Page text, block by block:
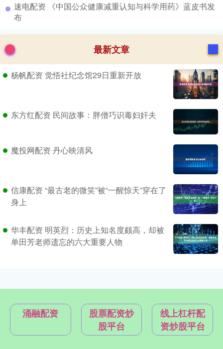
​速电配资 《中国公众健康减重认知与科学用药》蓝皮书发
布
最新文章
杨帆配资 觉悟社纪念馆29日重新开放
东方红配资 民间故事：胖僧巧识毒妇奸夫
魔投网配资 丹心映清风
信康配资 “最古老的微笑”被“一醒惊天”穿在了
身上
华丰配资 明英烈：历史上知名度颇高，却被
单田芳老师遗忘的六大重要人物
涌融配资
股票配资炒
股平台
线上杠杆配
资炒股平台